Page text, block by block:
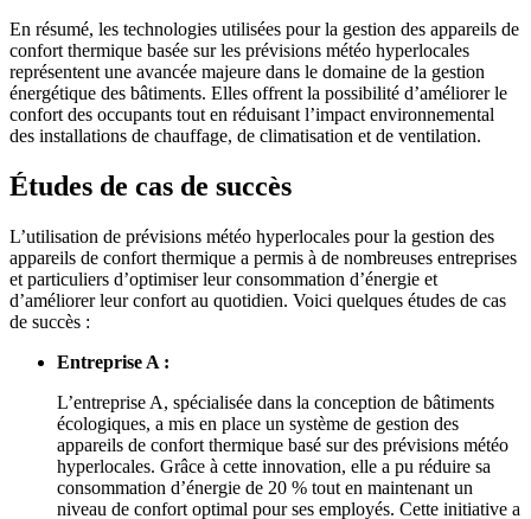
En résumé, les technologies utilisées pour la gestion des appareils de
confort thermique basée sur les prévisions météo hyperlocales
représentent une avancée majeure dans le domaine de la gestion
énergétique des bâtiments. Elles offrent la possibilité d’améliorer le
confort des occupants tout en réduisant l’impact environnemental
des installations de chauffage, de climatisation et de ventilation.
Études de cas de succès
L’utilisation de prévisions météo hyperlocales pour la gestion des
appareils de confort thermique a permis à de nombreuses entreprises
et particuliers d’optimiser leur consommation d’énergie et
d’améliorer leur confort au quotidien. Voici quelques études de cas
de succès :
Entreprise A :
L’entreprise A, spécialisée dans la conception de bâtiments
écologiques, a mis en place un système de gestion des
appareils de confort thermique basé sur des prévisions météo
hyperlocales. Grâce à cette innovation, elle a pu réduire sa
consommation d’énergie de 20 % tout en maintenant un
niveau de confort optimal pour ses employés. Cette initiative a